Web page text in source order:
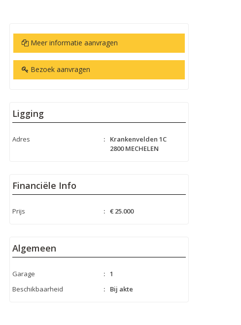
Meer informatie aanvragen
Bezoek aanvragen
Ligging
Adres :
Krankenvelden 1C
2800 MECHELEN
Financiële Info
Prijs : € 25.000
Algemeen
Garage : 1
Beschikbaarheid
: Bij akte